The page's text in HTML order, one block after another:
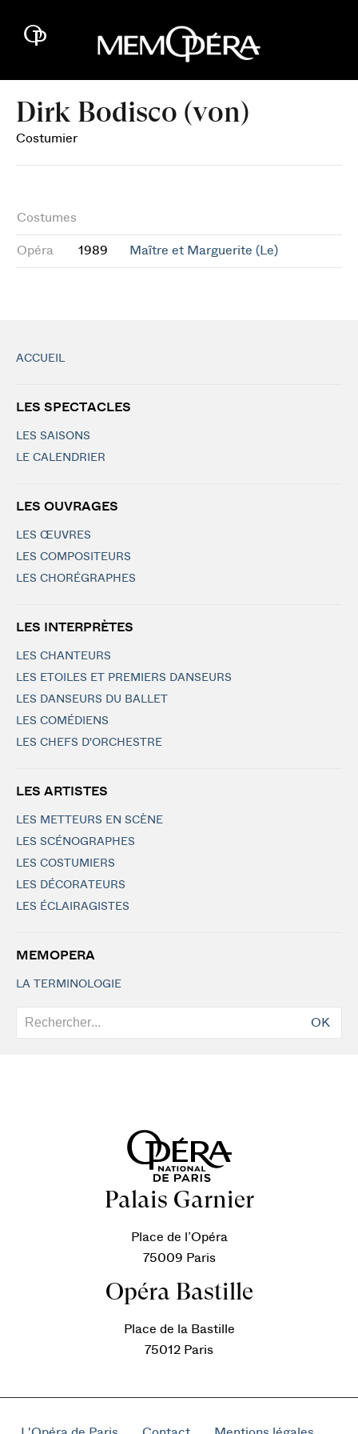
Dirk Bodisco (von)
Costumier
Costumes
Opéra 1989 Maître et Marguerite (Le)
ACCUEIL
LES SPECTACLES
LES SAISONS
LE CALENDRIER
LES OUVRAGES
LES ŒUVRES
LES COMPOSITEURS
LES CHORÉGRAPHES
LES INTERPRÈTES
LES CHANTEURS
LES ETOILES ET PREMIERS DANSEURS
LES DANSEURS DU BALLET
LES COMÉDIENS
LES CHEFS D'ORCHESTRE
LES ARTISTES
LES METTEURS EN SCÈNE
LES SCÉNOGRAPHES
LES COSTUMIERS
LES DÉCORATEURS
LES ÉCLAIRAGISTES
MEMOPERA
LA TERMINOLOGIE
OK
Palais Garnier
Place de l’Opéra
75009 Paris
Opéra Bastille
Place de la Bastille
75012 Paris